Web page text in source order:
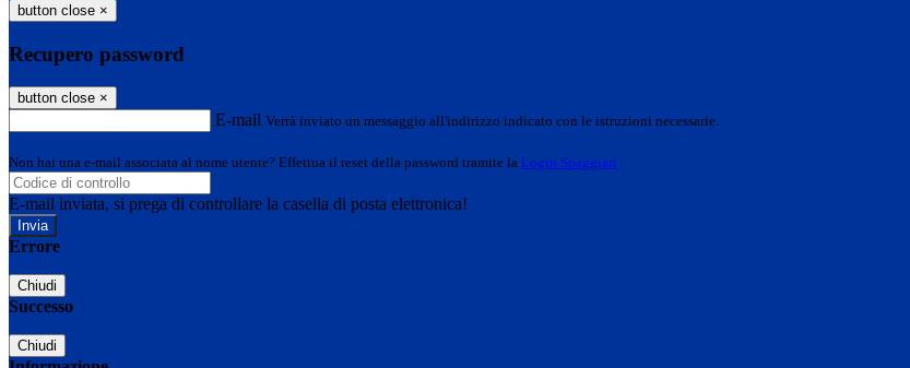
button close ×
Recupero password
button close ×
E-mail Verrà inviato un messaggio all'indirizzo indicato con le istruzioni necessarie.
Non hai una e-mail associata al nome utente? Effettua il reset della password tramite la Login Spaggiari
E-mail inviata, si prega di controllare la casella di posta elettronica!
Errore
Chiudi
Successo
Chiudi